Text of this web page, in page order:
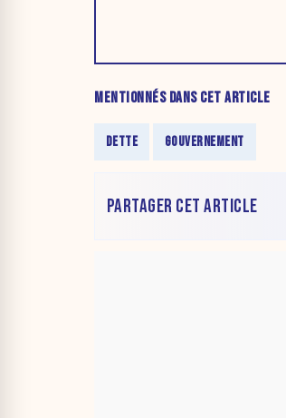
MENTIONNÉS DANS CET ARTICLE
DETTE GOUVERNEMENT
PARTAGER CET ARTICLE